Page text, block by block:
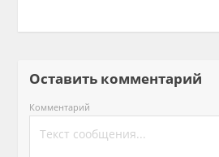
Оставить комментарий
Комментарий